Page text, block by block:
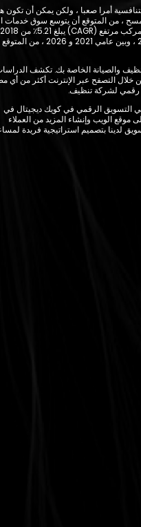
أمرا صعبا ، ولكن يمكن أن تكون
، من المتوقع أن يتوسع سوق خدمات
2028. بلغت قيمة السوق 2.3 مليون دولار في عام 2020 ، وبين
والصيانة الخاصة بك. تكشف
خلال التصفح عبر الإنترنت أكثر من أي
رقمي لشركة تنظيف.
التسويق الرقمي في كويك ديجيتال في
الويب وإنشاء المزيد من العملاء
لدينا بتصميم استراتيجية فريدة